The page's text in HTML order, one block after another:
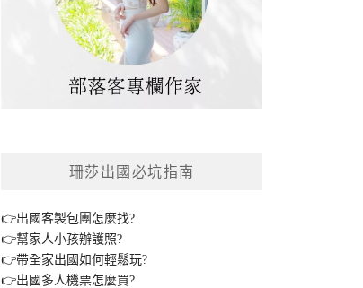
珊莎出國必坑指南
👉出國客製包團怎麼找?
👉幫家人小孩辦護照?
👉帶全家出國如何輕鬆玩?
👉出國多人機票怎麼買?